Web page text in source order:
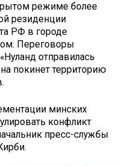
режиме более
резиденции
РФ в городе
Переговоры
отправилась
покинет территорию
минских
конфликт
пресс-службы